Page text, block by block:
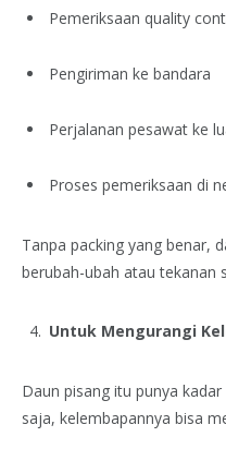
Pemeriksaan quality
Pengiriman ke bandara
Perjalanan pesawat ke
Proses pemeriksaan di
Tanpa packing yang benar,
berubah-ubah atau tekanan
Untuk Mengurangi
Daun pisang itu punya
saja, kelembapannya bisa